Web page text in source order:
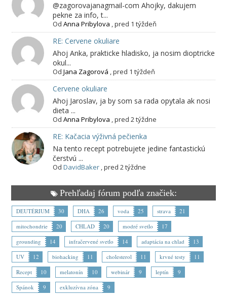
@zagorovajanagmail-com Ahojky, dakujem
pekne za info, t...
Od Anna Pribylova ,pred 1 týždeň
RE: Cervene okuliare
Ahoj Anka, prakticke hladisko, ja nosim dioptricke
okul...
Od Jana Zagorová ,pred 1 týždeň
Cervene okuliare
Ahoj Jaroslav, ja by som sa rada opytala ak nosi
dieta ...
Od Anna Pribylova ,pred 2 týždne
RE: Kačacia výživná pečienka
Na tento recept potrebujete jedine fantastickú
čerstvú ...
Od DavidBaker,pred 2 týždne
Prehľadaj fórum podľa značiek:
DEUTÉRIUM 30 DHA 26 voda 25 strava
21
mitochondrie
20 CHLAD 20 modré svetlo
17
grounding
14 infračervené svetlo 14 adaptácia na chlad
13
UV
12 biohacking 11 cholesterol 11 krvné testy
11
Recept
10 melatonín 10 webinár 9 leptín
9
Spánok
9 exkluzívna zóna 9